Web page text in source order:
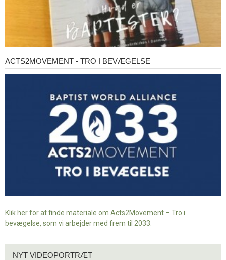
Acts2Movement
-
ACTS2MOVEMENT - TRO I BEVÆGELSE
Klik her for at finde materiale om Acts2Movement – Tro i
bevægelse, som vi arbejder med frem til 2033.
NYT VIDEOPORTRÆT